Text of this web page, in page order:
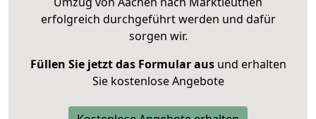
erfolgreich durchgeführt werden und dafür
sorgen wir.
Füllen Sie jetzt das Formular ausund erhalten
Sie kostenlose Angebote